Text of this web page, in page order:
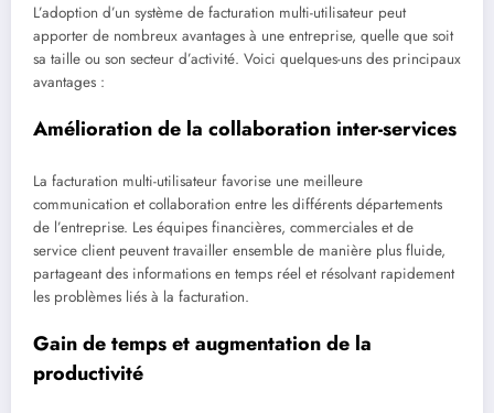
L’adoption d’un système de facturation multi-utilisateur peut
apporter de nombreux avantages à une entreprise, quelle que soit
sa taille ou son secteur d’activité. Voici quelques-uns des principaux
avantages :
Amélioration de la collaboration inter-services
La facturation multi-utilisateur favorise une meilleure
communication et collaboration entre les différents départements
de l’entreprise. Les équipes financières, commerciales et de
service client peuvent travailler ensemble de manière plus fluide,
partageant des informations en temps réel et résolvant rapidement
les problèmes liés à la facturation.
Gain de temps et augmentation de la
productivité